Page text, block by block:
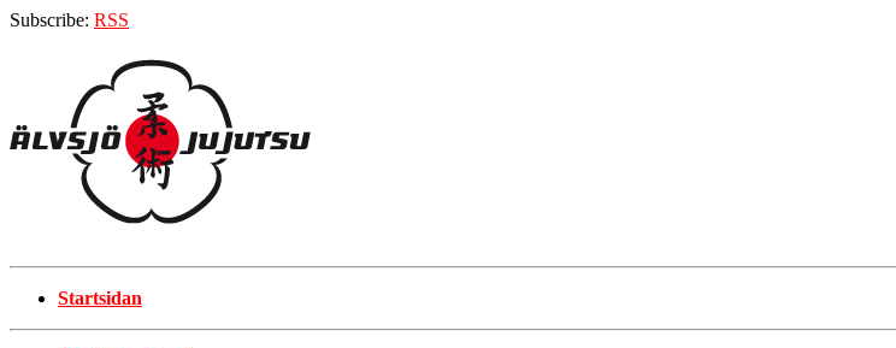
Subscribe: RSS
Startsidan